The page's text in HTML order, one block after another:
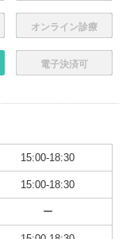
オンライン診療
電子決済可
15:00-18:30
15:00-18:30
ー